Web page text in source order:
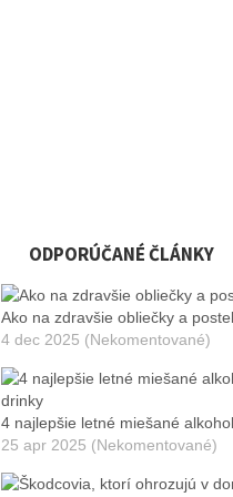
ODPORÚČANÉ ČLÁNKY
Ako na zdravšie obliečky a
4 dec 2025 (Nekomentované)
4 najlepšie letné miešané
25 apr 2025 (Nekomentované)